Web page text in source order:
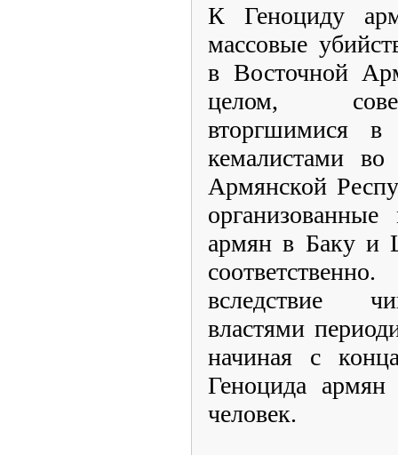
К Геноциду
массовые
в Восточной
целом,
вторгшимися
кемалистами во
Армянской
армян в Баку и
вследствие
властями
начиная с
Геноцида
человек.